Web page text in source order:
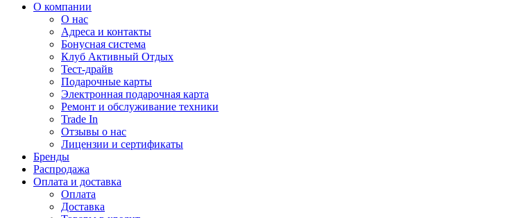
О компании
О нас
Адреса и контакты
Бонусная система
Клуб Активный Отдых
Тест-драйв
Подарочные карты
Электронная подарочная карта
Ремонт и обслуживание техники
Trade In
Отзывы о нас
Лицензии и сертификаты
Бренды
Распродажа
Оплата и доставка
Оплата
Доставка